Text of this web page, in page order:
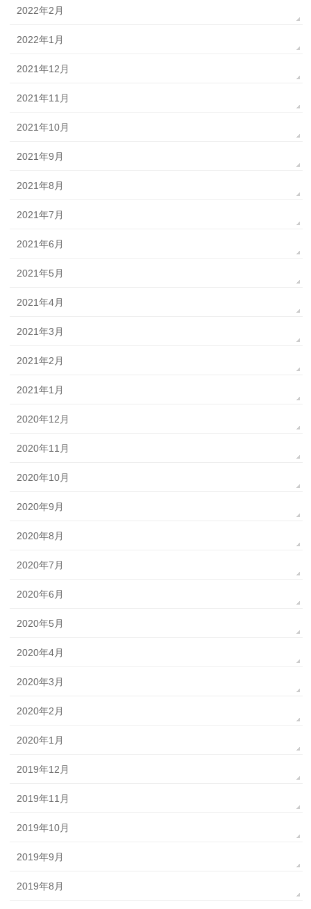
2022年2月
2022年1月
2021年12月
2021年11月
2021年10月
2021年9月
2021年8月
2021年7月
2021年6月
2021年5月
2021年4月
2021年3月
2021年2月
2021年1月
2020年12月
2020年11月
2020年10月
2020年9月
2020年8月
2020年7月
2020年6月
2020年5月
2020年4月
2020年3月
2020年2月
2020年1月
2019年12月
2019年11月
2019年10月
2019年9月
2019年8月